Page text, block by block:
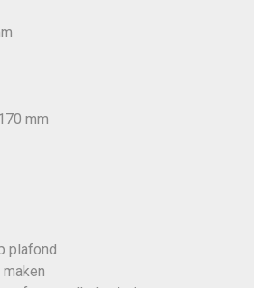
mm
plafond